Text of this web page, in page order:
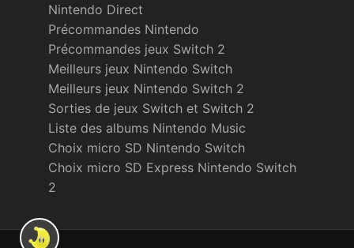
Nintendo Direct
Précommandes Nintendo
Précommandes jeux Switch 2
Meilleurs jeux Nintendo Switch
Meilleurs jeux Nintendo Switch 2
Sorties de jeux Switch et Switch 2
Liste des albums Nintendo Music
Choix micro SD Nintendo Switch
Choix micro SD Express Nintendo Switch
2